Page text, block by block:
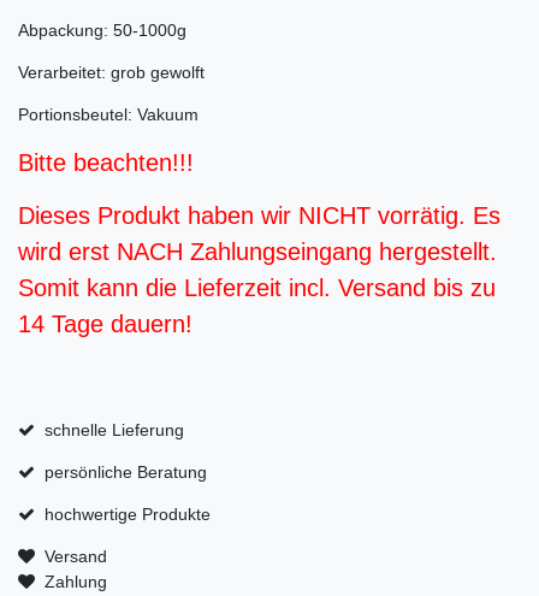
Abpackung: 50-1000g
Verarbeitet: grob gewolft
Portionsbeutel: Vakuum
Bitte beachten!!!
Dieses Produkt haben wir NICHT vorrätig. Es
wird erst NACH Zahlungseingang hergestellt.
Somit kann die Lieferzeit incl. Versand bis zu
14 Tage dauern!
schnelle Lieferung
persönliche Beratung
hochwertige Produkte
Versand
Zahlung